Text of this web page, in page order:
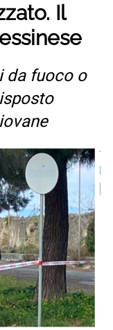
Il
da fuoco o